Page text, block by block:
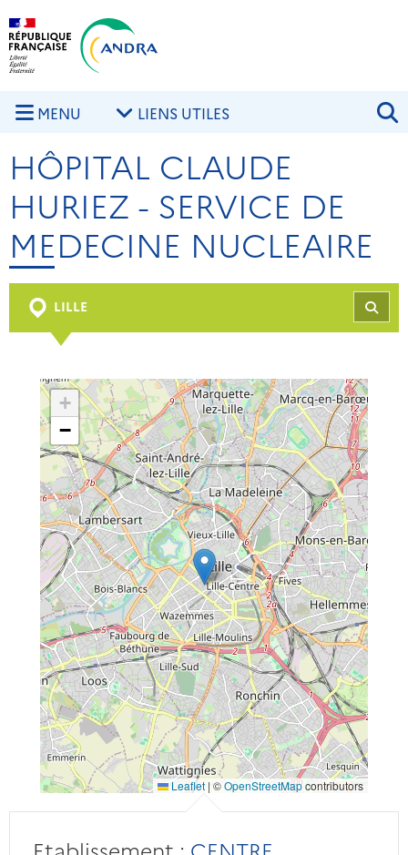
Aller au contenu principal
MENU LIENS UTILES
HÔPITAL CLAUDE
HURIEZ - SERVICE DE
MEDECINE NUCLEAIRE
LILLE
+
−
Leaflet | ©OpenStreetMapcontributors